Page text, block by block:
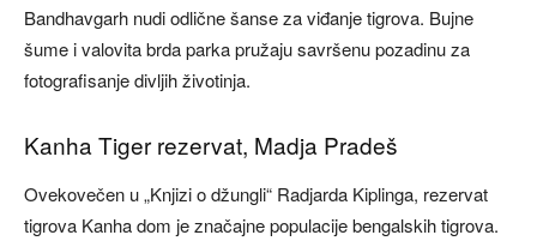
Bandhavgarh nudi odlične šanse za viđanje tigrova. Bujne
šume i valovita brda parka pružaju savršenu pozadinu za
fotografisanje divljih životinja.
Kanha Tiger rezervat, Madja Pradeš
Ovekovečen u „Knjizi o džungli“ Radjarda Kiplinga, rezervat
tigrova Kanha dom je značajne populacije bengalskih tigrova.